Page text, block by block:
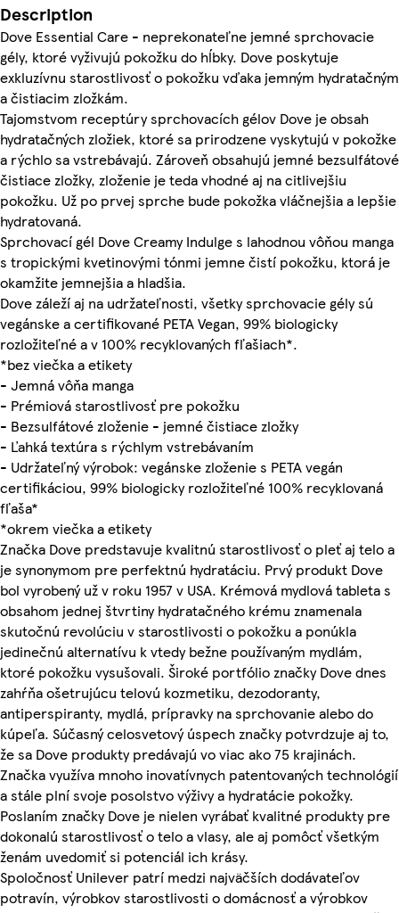
Description
Dove Essential Care - neprekonateľne jemné sprchovacie
gély, ktoré vyživujú pokožku do hĺbky. Dove poskytuje
exkluzívnu starostlivosť o pokožku vďaka jemným hydratačným
a čistiacim zložkám.
Tajomstvom receptúry sprchovacích gélov Dove je obsah
hydratačných zložiek, ktoré sa prirodzene vyskytujú v pokožke
a rýchlo sa vstrebávajú. Zároveň obsahujú jemné bezsulfátové
čistiace zložky, zloženie je teda vhodné aj na citlivejšiu
pokožku. Už po prvej sprche bude pokožka vláčnejšia a lepšie
hydratovaná.
Sprchovací gél Dove Creamy Indulge s lahodnou vôňou manga
s tropickými kvetinovými tónmi jemne čistí pokožku, ktorá je
okamžite jemnejšia a hladšia.
Dove záleží aj na udržateľnosti, všetky sprchovacie gély sú
vegánske a certifikované PETA Vegan, 99% biologicky
rozložiteľné a v 100% recyklovaných fľašiach*.
*bez viečka a etikety
- Jemná vôňa manga
- Prémiová starostlivosť pre pokožku
- Bezsulfátové zloženie - jemné čistiace zložky
- Ľahká textúra s rýchlym vstrebávaním
- Udržateľný výrobok: vegánske zloženie s PETA vegán
certifikáciou, 99% biologicky rozložiteľné 100% recyklovaná
fľaša*
*okrem viečka a etikety
Značka Dove predstavuje kvalitnú starostlivosť o pleť aj telo a
je synonymom pre perfektnú hydratáciu. Prvý produkt Dove
bol vyrobený už v roku 1957 v USA. Krémová mydlová tableta s
obsahom jednej štvrtiny hydratačného krému znamenala
skutočnú revolúciu v starostlivosti o pokožku a ponúkla
jedinečnú alternatívu k vtedy bežne používaným mydlám,
ktoré pokožku vysušovali. Široké portfólio značky Dove dnes
zahŕňa ošetrujúcu telovú kozmetiku, dezodoranty,
antiperspiranty, mydlá, prípravky na sprchovanie alebo do
kúpeľa. Súčasný celosvetový úspech značky potvrdzuje aj to,
že sa Dove produkty predávajú vo viac ako 75 krajinách.
Značka využíva mnoho inovatívnych patentovaných technológií
a stále plní svoje posolstvo výživy a hydratácie pokožky.
Poslaním značky Dove je nielen vyrábať kvalitné produkty pre
dokonalú starostlivosť o telo a vlasy, ale aj pomôcť všetkým
ženám uvedomiť si potenciál ich krásy.
Spoločnosť Unilever patrí medzi najväčších dodávateľov
potravín, výrobkov starostlivosti o domácnosť a výrobkov